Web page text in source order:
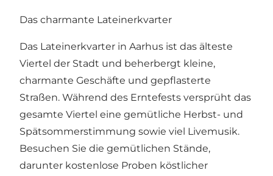
Das charmante Lateinerkvarter
Das Lateinerkvarter in Aarhus ist das älteste
Viertel der Stadt und beherbergt kleine,
charmante Geschäfte und gepflasterte
Straßen. Während des Erntefests versprüht das
gesamte Viertel eine gemütliche Herbst- und
Spätsommerstimmung sowie viel Livemusik.
Besuchen Sie die gemütlichen Stände,
darunter kostenlose Proben köstlicher